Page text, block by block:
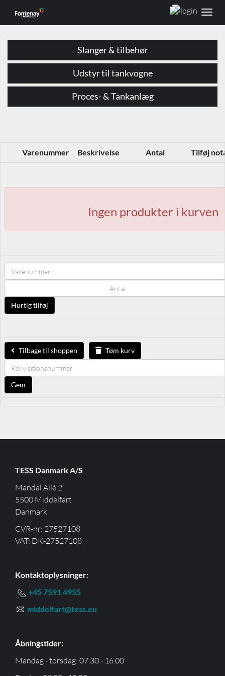
Slanger & tilbehør
Udstyr til tankvogne
Proces- & Tankanlæg
Varenummer Beskrivelse Antal Tilføj
Ingen produkter i kurven
Tilbage til shoppen Tøm kurv
Gem
TESS Danmark A/S
Mandal Allé 2
5500 Middelfart
Danmark
CVR-nr: 27527108
VAT: DK-27527108
Kontaktoplysninger:
+45 7591 4955
middelfart@tess.eu
Åbningstider:
Mandag - torsdag: 07.30 - 16.00